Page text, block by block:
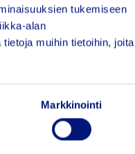
tukemiseen
alan
muihin tietoihin, joita
Markkinointi